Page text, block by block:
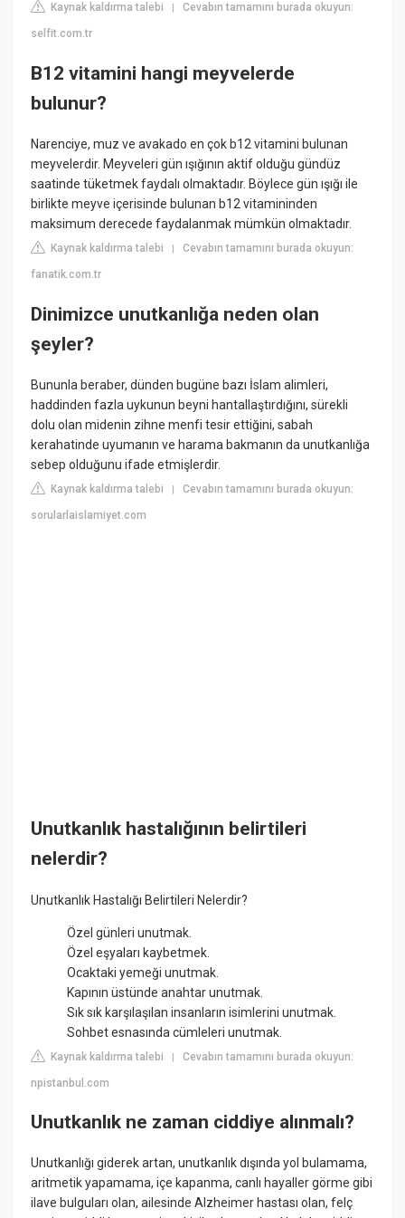
Kaynak kaldırma talebi |Cevabın tamamını burada okuyun:
selfit.com.tr
B12 vitamini hangi meyvelerde
bulunur?
Narenciye, muz ve avakado en çok b12 vitamini bulunan
meyvelerdir. Meyveleri gün ışığının aktif olduğu gündüz
saatinde tüketmek faydalı olmaktadır. Böylece gün ışığı ile
birlikte meyve içerisinde bulunan b12 vitamininden
maksimum derecede faydalanmak mümkün olmaktadır.
Kaynak kaldırma talebi |Cevabın tamamını burada okuyun:
fanatik.com.tr
Dinimizce unutkanlığa neden olan
şeyler?
Bununla beraber, dünden bugüne bazı İslam alimleri,
haddinden fazla uykunun beyni hantallaştırdığını, sürekli
dolu olan midenin zihne menfi tesir ettiğini, sabah
kerahatinde uyumanın ve harama bakmanın da unutkanlığa
sebep olduğunu ifade etmişlerdir.
Kaynak kaldırma talebi |Cevabın tamamını burada okuyun:
sorularlaislamiyet.com
Unutkanlık hastalığının belirtileri
nelerdir?
Unutkanlık Hastalığı Belirtileri Nelerdir?
Özel günleri unutmak.
Özel eşyaları kaybetmek.
Ocaktaki yemeği unutmak.
Kapının üstünde anahtar unutmak.
Sık sık karşılaşılan insanların isimlerini unutmak.
Sohbet esnasında cümleleri unutmak.
Kaynak kaldırma talebi |Cevabın tamamını burada okuyun:
npistanbul.com
Unutkanlık ne zaman ciddiye alınmalı?
Unutkanlığı giderek artan, unutkanlık dışında yol bulamama,
aritmetik yapamama, içe kapanma, canlı hayaller görme gibi
ilave bulguları olan, ailesinde Alzheimer hastası olan, felç